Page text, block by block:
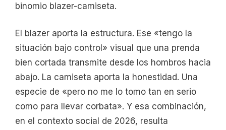
binomio blazer-camiseta.
El blazer aporta la estructura. Ese «tengo la
situación bajo control» visual que una prenda
bien cortada transmite desde los hombros hacia
abajo. La camiseta aporta la honestidad. Una
especie de «pero no me lo tomo tan en serio
como para llevar corbata». Y esa combinación,
en el contexto social de 2026, resulta